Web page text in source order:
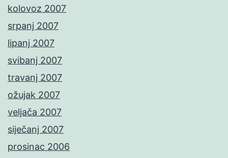
kolovoz 2007
srpanj 2007
lipanj 2007
svibanj 2007
travanj 2007
ožujak 2007
veljača 2007
siječanj 2007
prosinac 2006